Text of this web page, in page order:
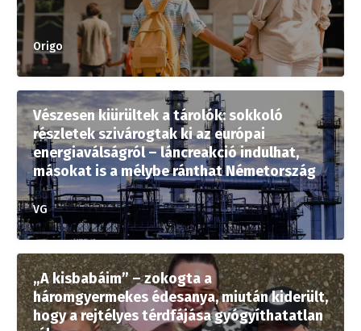
Origo
Vészesen kiürültek a tárolók: sokkoló
részletek szivárogtak ki az európai
energiaválságról – láncreakció indulhat,
másokat is a mélybe ránthat Németország
VG
„A kisbabáim” – zokogta a
háromgyermekes édesanya, miután kiderült,
hogy a rejtélyes térdfájása gyógyíthatatlan